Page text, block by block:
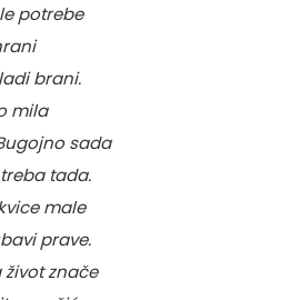
potrebe
brani.
mila
sada
tada.
male
prave.
znače